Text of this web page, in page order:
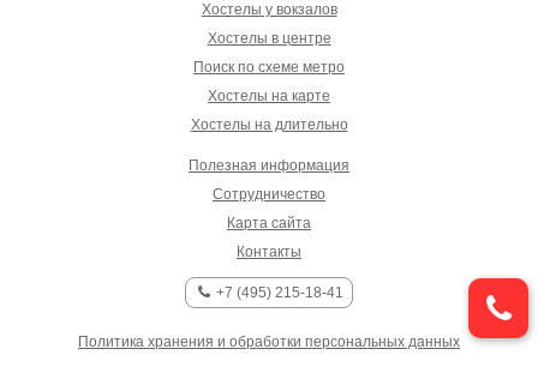
Хостелы у вокзалов
Хостелы в центре
Поиск по схеме метро
Хостелы на карте
Хостелы на длительно
Полезная информация
Сотрудничество
Карта сайта
Контакты
+7 (495) 215-18-41
Политика хранения и обработки персональных данных